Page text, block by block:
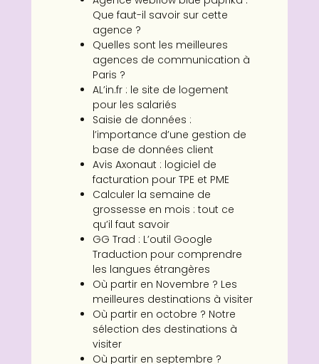
Que faut-il savoir sur cette
agence ?
Quelles sont les meilleures
agences de communication à
Paris ?
AL’in.fr : le site de logement
pour les salariés
Saisie de données :
l’importance d’une gestion de
base de données client
Avis Axonaut : logiciel de
facturation pour TPE et PME
Calculer la semaine de
grossesse en mois : tout ce
qu’il faut savoir
GG Trad : L’outil Google
Traduction pour comprendre
les langues étrangères
Où partir en Novembre ? Les
meilleures destinations à visiter
Où partir en octobre ? Notre
sélection des destinations à
visiter
Où partir en septembre ?